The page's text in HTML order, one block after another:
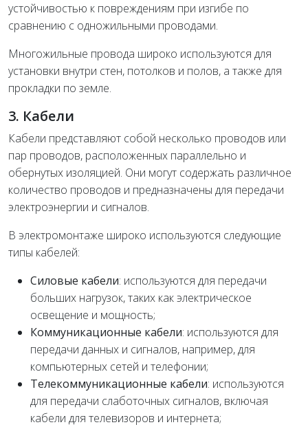
устойчивостью к повреждениям при изгибе по
сравнению с одножильными проводами.
Многожильные провода широко используются для
установки внутри стен, потолков и полов, а также для
прокладки по земле.
3. Кабели
Кабели представляют собой несколько проводов или
пар проводов, расположенных параллельно и
обернутых изоляцией. Они могут содержать различное
количество проводов и предназначены для передачи
электроэнергии и сигналов.
В электромонтаже широко используются следующие
типы кабелей:
Силовые кабели: используются для передачи
больших нагрузок, таких как электрическое
освещение и мощность;
Коммуникационные кабели: используются для
передачи данных и сигналов, например, для
компьютерных сетей и телефонии;
Телекоммуникационные кабели: используются
для передачи слаботочных сигналов, включая
кабели для телевизоров и интернета;